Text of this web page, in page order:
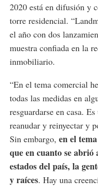
2020 está en difusión y
torre residencial.
el año con dos
muestra confiada en la
inmobiliario.
“En el tema comercial
todas las medidas en
resguardarse en casa.
reanudar y reinyectar y
Sin embargo, en el
que en cuanto se
estados del país, la
y raíces. Hay una